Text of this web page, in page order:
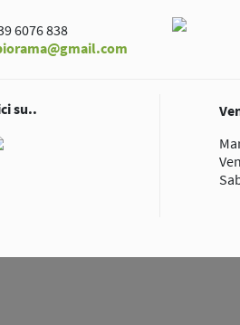
6076 838
su..